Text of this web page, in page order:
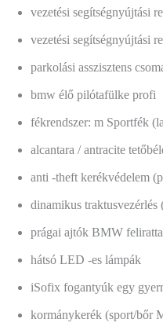
vezetési segítségnyújtási
vezetési segítségnyújtási
parkolási asszisztens
bmw élő pilótafülke profi
fékrendszer: m Sportfék
alcantara / antracite
anti -theft kerékvédelem
dinamikus traktusvezérlés
prágai ajtók BMW
hátsó LED -es lámpák
iSofix fogantyúk egy
kormánykerék (sport/bőr